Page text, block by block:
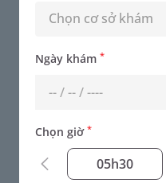
BSCKI.
Chuyên khoa -
Chọn cơ sở khám
Ngày khám *
Chọn giờ *
05h30